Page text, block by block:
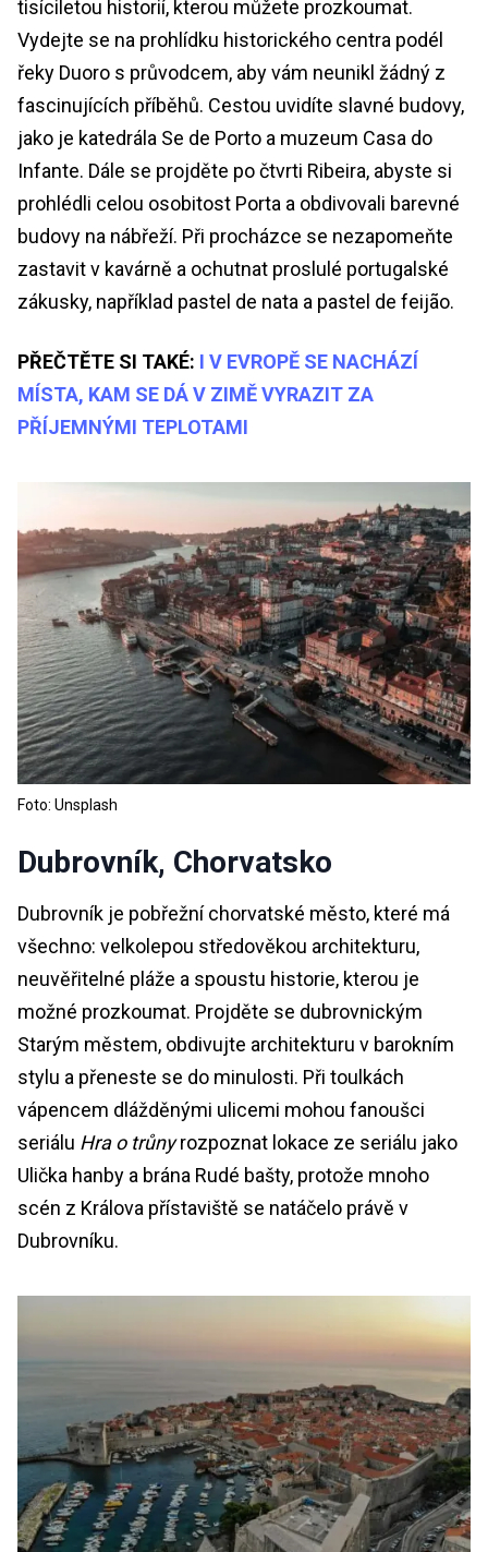
tisíciletou historií, kterou můžete prozkoumat.
Vydejte se na prohlídku historického centra podél
řeky Duoro s průvodcem, aby vám neunikl žádný z
fascinujících příběhů. Cestou uvidíte slavné budovy,
jako je katedrála Se de Porto a muzeum Casa do
Infante. Dále se projděte po čtvrti Ribeira, abyste si
prohlédli celou osobitost Porta a obdivovali barevné
budovy na nábřeží. Při procházce se nezapomeňte
zastavit v kavárně a ochutnat proslulé portugalské
zákusky, například pastel de nata a pastel de feijão.
PŘEČTĚTE SI TAKÉ: I V EVROPĚ SE NACHÁZÍ
MÍSTA, KAM SE DÁ V ZIMĚ VYRAZIT ZA
PŘÍJEMNÝMI TEPLOTAMI
Foto: Unsplash
Dubrovník, Chorvatsko
Dubrovník je pobřežní chorvatské město, které má
všechno: velkolepou středověkou architekturu,
neuvěřitelné pláže a spoustu historie, kterou je
možné prozkoumat. Projděte se dubrovnickým
Starým městem, obdivujte architekturu v barokním
stylu a přeneste se do minulosti. Při toulkách
vápencem dlážděnými ulicemi mohou fanoušci
seriálu Hra o trůnyrozpoznat lokace ze seriálu jako
Ulička hanby a brána Rudé bašty, protože mnoho
scén z Králova přístaviště se natáčelo právě v
Dubrovníku.